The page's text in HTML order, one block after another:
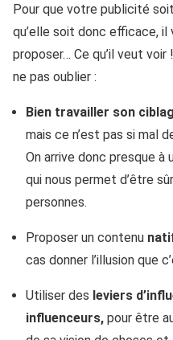
Pour que votre publicité soit
qu’elle soit donc efficace,
proposer… Ce qu’il veut
ne pas oublier :
Bien travailler son
mais ce n’est pas si mal
On arrive donc presque à
qui nous permet d’être
personnes.
Proposer un contenu
cas donner l’illusion que
Utiliser des leviers
influenceurs, pour être